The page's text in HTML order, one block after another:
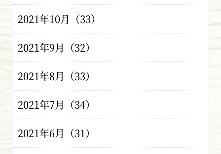
2021年10月（33）
2021年9月（32）
2021年8月（33）
2021年7月（34）
2021年6月（31）